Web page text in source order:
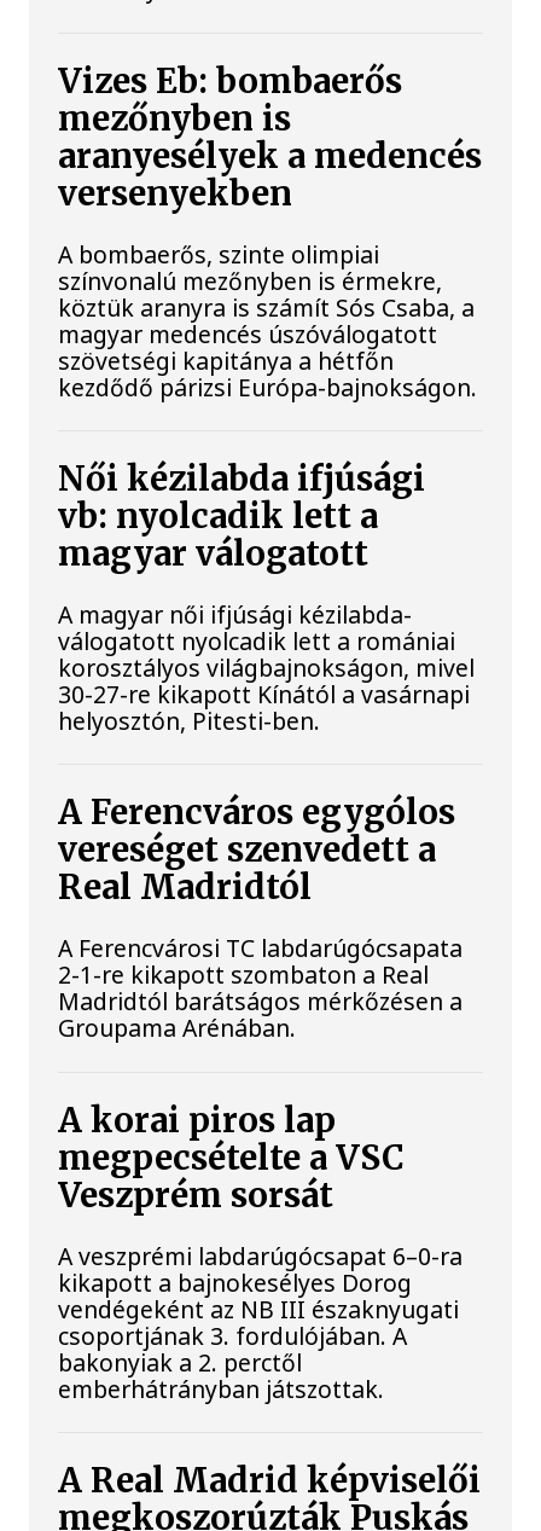
Vizes Eb: bombaerős
mezőnyben is
aranyesélyek a medencés
versenyekben
A bombaerős, szinte olimpiai
színvonalú mezőnyben is érmekre,
köztük aranyra is számít Sós Csaba, a
magyar medencés úszóválogatott
szövetségi kapitánya a hétfőn
kezdődő párizsi Európa-bajnokságon.
Női kézilabda ifjúsági
vb: nyolcadik lett a
magyar válogatott
A magyar női ifjúsági kézilabda-
válogatott nyolcadik lett a romániai
korosztályos világbajnokságon, mivel
30-27-re kikapott Kínától a vasárnapi
helyosztón, Pitesti-ben.
A Ferencváros egygólos
vereséget szenvedett a
Real Madridtól
A Ferencvárosi TC labdarúgócsapata
2-1-re kikapott szombaton a Real
Madridtól barátságos mérkőzésen a
Groupama Arénában.
A korai piros lap
megpecsételte a VSC
Veszprém sorsát
A veszprémi labdarúgócsapat 6–0-ra
kikapott a bajnokesélyes Dorog
vendégeként az NB III északnyugati
csoportjának 3. fordulójában. A
bakonyiak a 2. perctől
emberhátrányban játszottak.
A Real Madrid képviselői
megkoszorúzták Puskás